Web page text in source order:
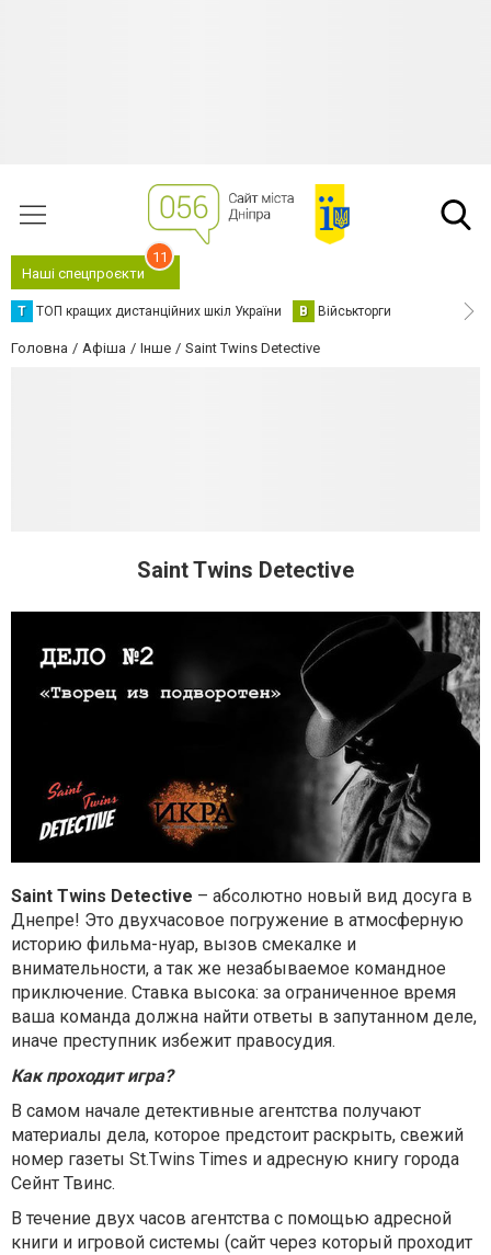
Наші спецпроєкти
11
Т ТОП кращих дистанційних шкіл України В Військторги
Головна Афіша Інше Saint Twins Detective
Saint Twins Detective
Saint Twins Detective – абсолютно новый вид досуга в
Днепре! Это двухчасовое погружение в атмосферную
историю фильма-нуар, вызов смекалке и
внимательности, а так же незабываемое командное
приключение. Ставка высока: за ограниченное время
ваша команда должна найти ответы в запутанном деле,
иначе преступник избежит правосудия.
Как проходит игра?
В самом начале детективные агентства получают
материалы дела, которое предстоит раскрыть, свежий
номер газеты St.Twins Times и адресную книгу города
Сейнт Твинс.
В течение двух часов агентства с помощью адресной
книги и игровой системы (сайт через который проходит